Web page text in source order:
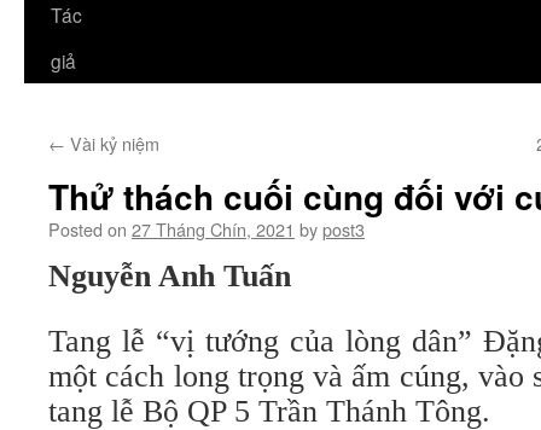
Tác
giả
← Vài kỷ niệm
Thử thách cuối cùng đối với
Posted on 27 Tháng Chín, 2021 bypost3
Nguyễn Anh Tuấn
Tang lễ “vị tướng của lòng dân”
một cách long trọng và ấm cúng, vào
tang lễ Bộ QP 5 Trần Thánh Tông.